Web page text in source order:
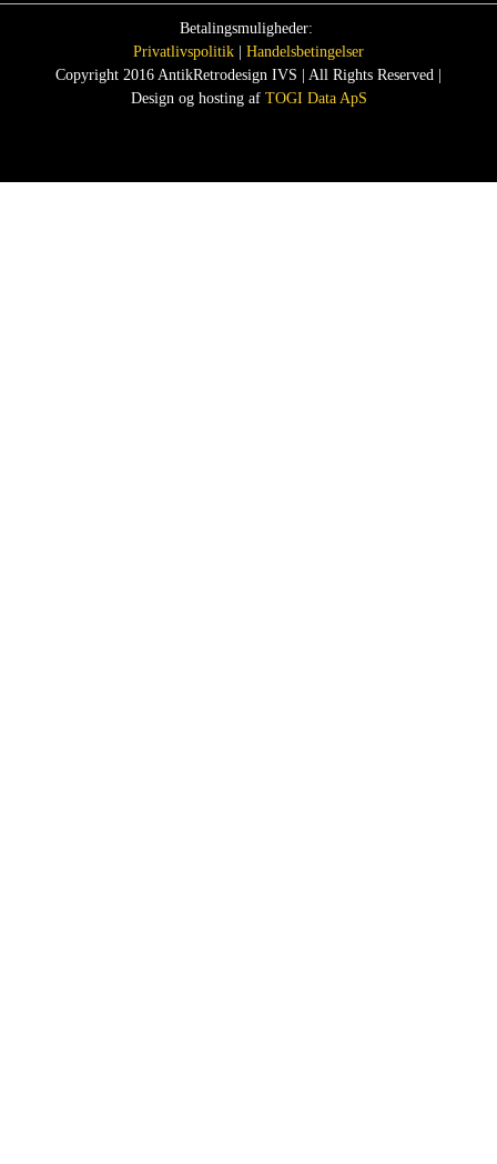
Betalingsmuligheder:
Privatlivspolitik
Handelsbetingelser
Copyright 2016 AntikRetrodesign IVS | All Rights Reserved |
Design og hosting af TOGI Data ApS